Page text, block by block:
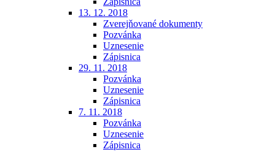
13. 12. 2018
Zverejňované dokumenty
Pozvánka
Uznesenie
Zápisnica
29. 11. 2018
Pozvánka
Uznesenie
Zápisnica
7. 11. 2018
Pozvánka
Uznesenie
Zápisnica